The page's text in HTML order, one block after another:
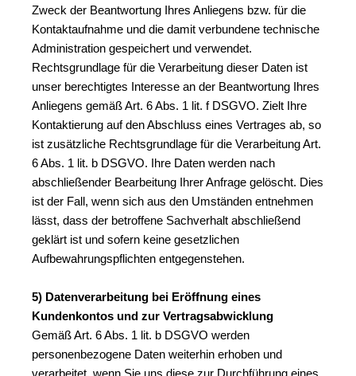
Zweck der Beantwortung Ihres Anliegens bzw. für die
Kontaktaufnahme und die damit verbundene technische
Administration gespeichert und verwendet.
Rechtsgrundlage für die Verarbeitung dieser Daten ist
unser berechtigtes Interesse an der Beantwortung Ihres
Anliegens gemäß Art. 6 Abs. 1 lit. f DSGVO. Zielt Ihre
Kontaktierung auf den Abschluss eines Vertrages ab, so
ist zusätzliche Rechtsgrundlage für die Verarbeitung Art.
6 Abs. 1 lit. b DSGVO. Ihre Daten werden nach
abschließender Bearbeitung Ihrer Anfrage gelöscht. Dies
ist der Fall, wenn sich aus den Umständen entnehmen
lässt, dass der betroffene Sachverhalt abschließend
geklärt ist und sofern keine gesetzlichen
Aufbewahrungspflichten entgegenstehen.
5) Datenverarbeitung bei Eröffnung eines
Kundenkontos und zur Vertragsabwicklung
Gemäß Art. 6 Abs. 1 lit. b DSGVO werden
personenbezogene Daten weiterhin erhoben und